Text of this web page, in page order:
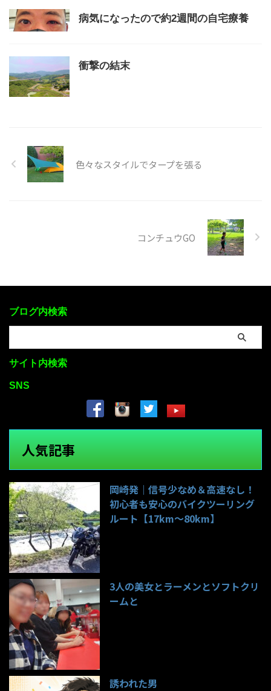
病気になったので約2週間の自宅療養
衝撃の結末
色々なスタイルでタープを張る
コンチュウGO
ブログ内検索
サイト内検索
SNS
人気記事
岡崎発｜信号少なめ＆高速なし！
初心者も安心のバイクツーリング
ルート【17km〜80km】
3人の美女とラーメンとソフトクリ
ームと
誘われた男